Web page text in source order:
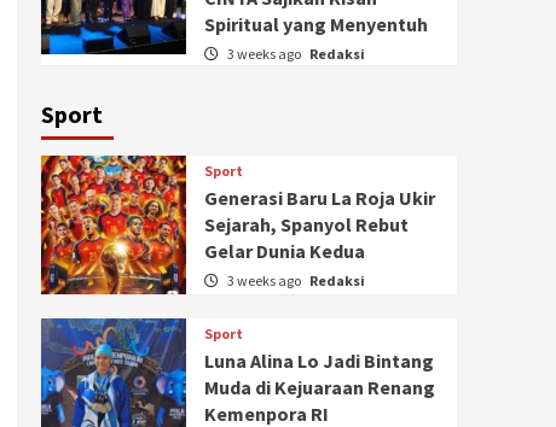
Spiritual yang Menyentuh
3 weeks ago Redaksi
Sport
Sport
Generasi Baru La Roja Ukir
Sejarah, Spanyol Rebut
Gelar Dunia Kedua
3 weeks ago Redaksi
Sport
Luna Alina Lo Jadi Bintang
Muda di Kejuaraan Renang
Kemenpora RI